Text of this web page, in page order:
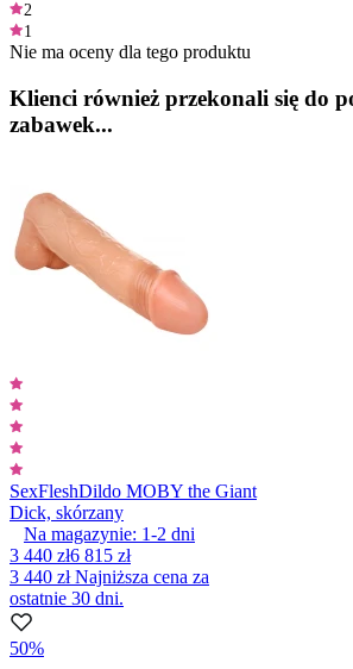
2
1
Nie ma oceny dla tego produktu
Klienci również przekonali się do
zabawek...
SexFleshDildo MOBY the Giant
Dick, skórzany
Na magazynie: 1-2 dni
3 440 zł6 815 zł
3 440 złNajniższa cena za
ostatnie 30 dni.
50%